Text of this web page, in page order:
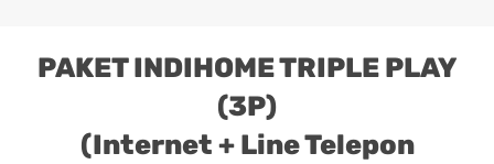
PAKET INDIHOME TRIPLE PLAY
(3P)
(Internet + Line Telepon